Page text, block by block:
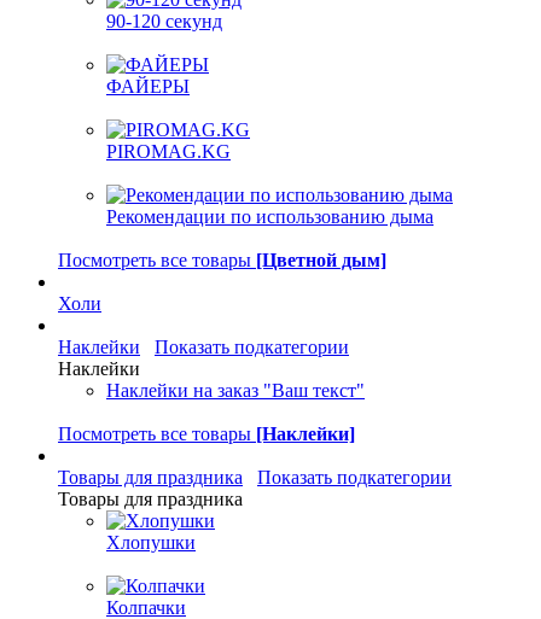
90-120 секунд
ФАЙЕРЫ
PIROMAG.KG
Рекомендации по использованию дыма
Посмотреть все товары [Цветной дым]
Холи
Наклейки
Показать подкатегории
Наклейки
Наклейки на заказ "Ваш текст"
Посмотреть все товары [Наклейки]
Товары для праздника
Показать подкатегории
Товары для праздника
Хлопушки
Колпачки